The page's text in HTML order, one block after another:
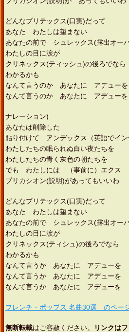
どんなプリテックス(口実)だって
あなた わたしは望まない
あなたの前で シュレックス(露出オー
わたしの目に涙が
クリネックス(ティッシュ)の後ろでなら
わかるかも
なんて言うのか あなたに アデューを
なんて言うのか あなたに アデューを
ナレーション)
あなたは削除した
貼り付けて アンデックス（英語でイン
わたしたちの眠られぬ白い夜たちを
わたしたちの青く灰色の朝たちを
でも わたしには （事前に）エクス
プリカシオン(説明)があってもいいわ
どんなプリテックス(口実)だって
あなた わたしは望まない
あなたの前で シュレックス(露出オー
わたしの目に涙が
クリネックス(ティシュ)の後ろでなら
わかるかも
なんて言うか あなたに アデューを
なんて言うか あなたに アデューを
なんて言うか あなたに アデューを
フレンチ・ポップス 名曲30選 のペー
無断転載はご容赦ください。 リンクは